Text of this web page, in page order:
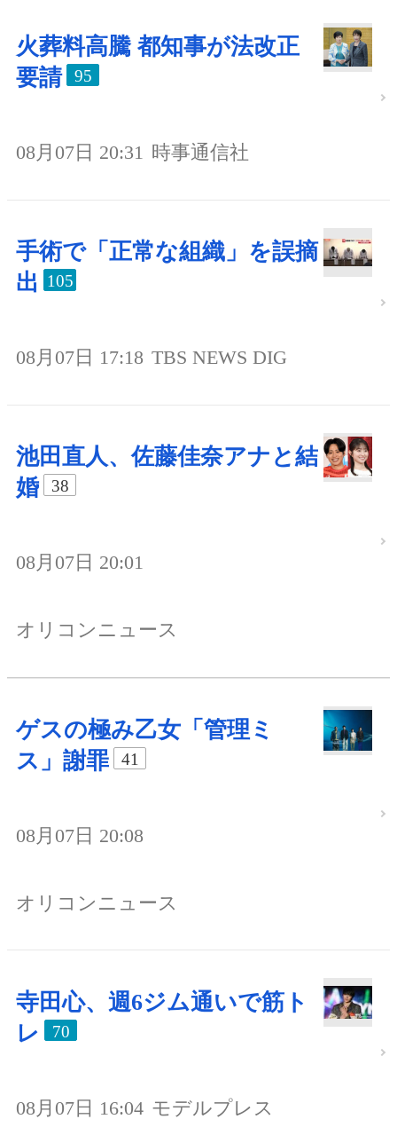
火葬料高騰 都知事が法改正
要請
95
08月07日 20:31 時事通信社
手術で「正常な組織」を誤摘
出
105
08月07日 17:18 TBS NEWS DIG
池田直人、佐藤佳奈アナと結
婚
38
08月07日 20:01
オリコンニュース
ゲスの極み乙女「管理ミ
ス」謝罪
41
08月07日 20:08
オリコンニュース
寺田心、週6ジム通いで筋ト
レ
70
08月07日 16:04 モデルプレス